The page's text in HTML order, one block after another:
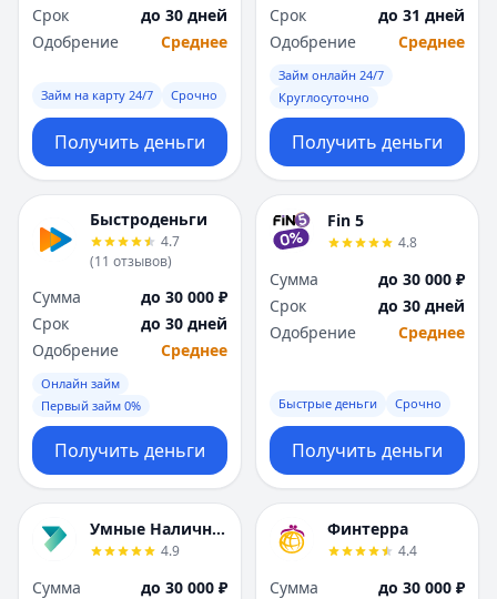
Саратов
Севастополь
Сочи
Сургут
Т
Тверь
Тольятти
Томск
Тула
Ульяновск
Уфа
Ч
Чебоксары
Челябинск
Чита
Я
Ярославль
Вся Россия
Саратов
Севастополь
Сочи
Сургут
Т
Тверь
Тольятти
Томск
Тула
Ульяновск
Уфа
Ч
Чебоксары
Челябинск
Чита
Я
Ярославль
Вся Россия
Срок
до 30 дней
Одобрение
Среднее
Займ на карту 24/7 Срочно
Получить деньги
Срок
до 31 дней
Одобрение
Среднее
Займ онлайн 24/7
Круглосуточно
Получить деньги
Быстроденьги
4.7
(11 отзывов)
Сумма
до 30 000 ₽
Срок
до 30 дней
Одобрение
Среднее
Онлайн займ
Первый займ 0%
Получить деньги
Fin 5
4.8
Сумма
до 30 000 ₽
Срок
до 30 дней
Одобрение
Среднее
Быстрые деньги Срочно
Получить деньги
Умные Наличные
4.9
Сумма
до 30 000 ₽
Финтерра
4.4
Сумма
до 30 000 ₽